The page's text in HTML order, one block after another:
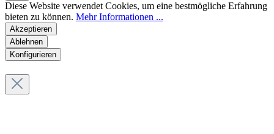
Diese Website verwendet Cookies, um eine bestmögliche Erfahrung
bieten zu können. Mehr Informationen ...
Akzeptieren
Ablehnen
Konfigurieren